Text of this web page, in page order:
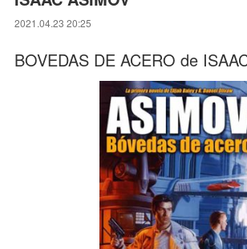
2021.04.23 20:25
BOVEDAS DE ACERO de